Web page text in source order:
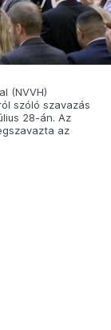
(NVVH)
szóló szavazás
28-án. Az
az